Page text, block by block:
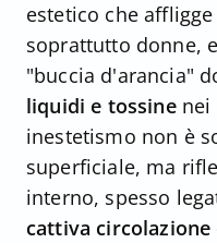
estetico che
soprattutto donne,
"buccia d'arancia"
liquidi e tossinenei
inestetismo non è
superficiale, ma
interno, spesso
cattiva